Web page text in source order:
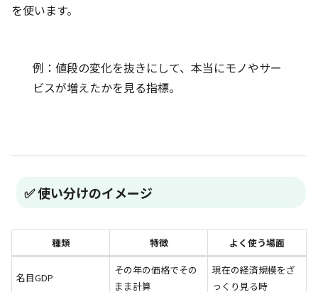
を使います。
例：値段の変化を抜きにして、本当にモノやサー
ビスが増えたかを見る指標。
✅ 使い分けのイメージ
種類 特徴 よく使う場面
名目GDP
その年の価格でその
まま計算
現在の経済規模をざ
っくり見る時